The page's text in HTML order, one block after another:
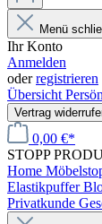
Menü
Ihr Konto
Anmelden
oderregistrieren
Übersicht
Vertrag
0,00 €*
STOPP
Home
Elastikpuffer
Privatkunde